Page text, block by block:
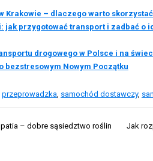
Krakowie – dlaczego warto
jak przygotować transport i zadbać o
drogowego w Polsce i na
Nowym Początku
przeprowadzka, samochód dostawczy,
– dobre sąsiedztwo roślin
Jak